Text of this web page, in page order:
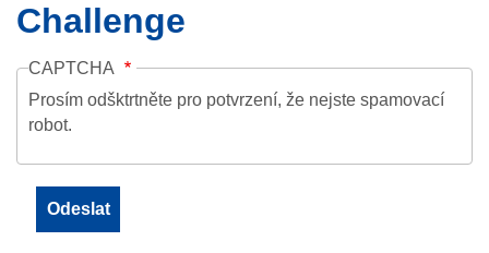
Challenge
CAPTCHA
Prosím odšktrtněte pro potvrzení, že nejste spamovací
robot.